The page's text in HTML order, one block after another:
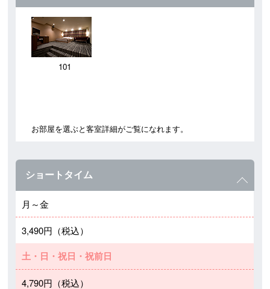
101
お部屋を選ぶと客室詳細がご覧になれます。
ショートタイム
月～金
3,490円（税込）
土・日・祝日・祝前日
4,790円（税込）